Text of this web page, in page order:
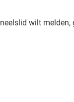
wilt melden,